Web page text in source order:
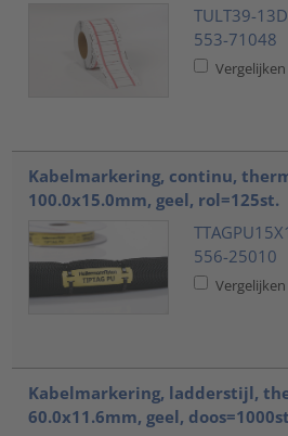
TULT39-
553-71048
Vergelijken
Kabelmarkering, continu,
100.0x15.0mm, geel, rol=125st.
556-25010
Vergelijken
Kabelmarkering, ladderstijl,
60.0x11.6mm, geel,